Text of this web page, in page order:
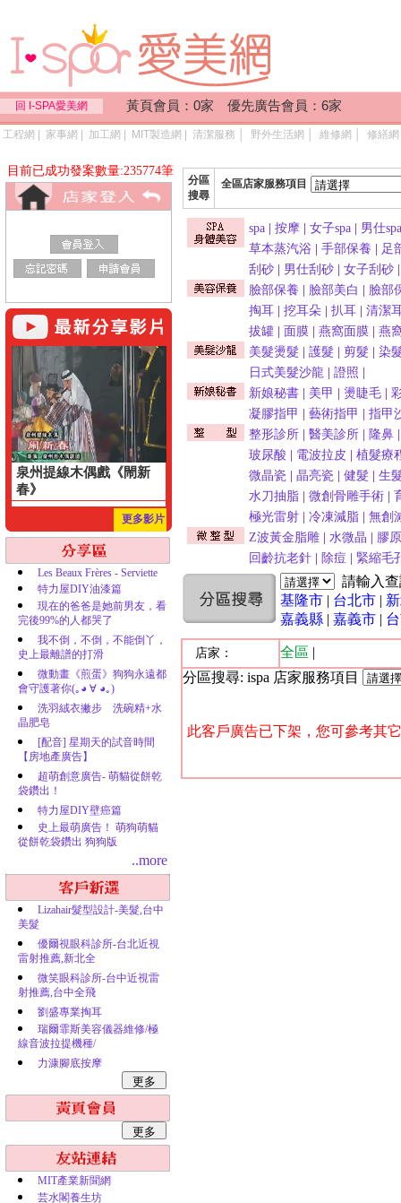
回 I-SPA愛美網 黃頁會員：0家 優先廣告會員：6家
工程網 家事網 加工網 MIT製造網 清潔服務 野外生活網 維修網 修繕網
目前已成功發案數量:235774筆
泉州提線木偶戲《閙新
春》
更多影片
Les Beaux Frères - Serviette
特力屋DIY油漆篇
現在的爸爸是她前男友，看
完後99%的人都哭了
我不倒，不倒，不能倒丫，
史上最離譜的打滑
微動畫《煎蛋》狗狗永遠都
會守護著你(｡◕ ∀ ◕｡)
洗羽絨衣撇步 洗碗精+水
晶肥皂
[配音] 星期天的試音時間
【房地產廣告】
超萌創意廣告- 萌貓從餅乾
袋鑽出！
特力屋DIY壁癌篇
史上最萌廣告！ 萌狗萌貓
從餅乾袋鑽出 狗狗版
..more
Lizahair髮型設計-美髮,台中
美髮
優爾視眼科診所-台北近視
雷射推薦,新北全
微笑眼科診所-台中近視雷
射推薦,台中全飛
劉盛專業掏耳
瑞爾霏斯美容儀器維修/極
線音波拉提機種/
力漮腳底按摩
MIT產業新聞網
芸水閣養生坊
分區
搜尋
全區店家服務項目
spa 按摩 女子spa
男仕spa
草本蒸汽浴
手部保養
足
刮砂
男仕刮砂 女子刮砂
臉部保養
臉部美白
臉部
掏耳
挖耳朵 扒耳
清潔
拔罐
面膜 燕窩面膜
燕
美髮燙髮
護髮 剪髮
染
日式美髮沙龍
證照
新娘秘書
美甲 燙睫毛
凝膠指甲
藝術指甲
指甲
整形診所
醫美診所 隆鼻
玻尿酸
電波拉皮
植髮療
微晶瓷
晶亮瓷 健髮
生
水刀抽脂
微創骨雕手術
極光雷射
冷凍減脂
無創
Z波黃金脂雕
水微晶
膠
回齡抗老針
除痘 緊縮毛
請輸入
基隆市 | 台北市 |
嘉義縣 | 嘉義市 |
店家： 全區 |
分區搜尋: ispa 店家服務項目
此客戶廣告已下架，您可參考其